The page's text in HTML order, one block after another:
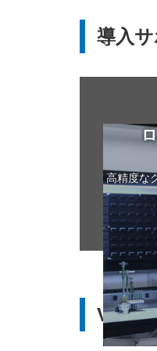
導入
高精度な
VR対